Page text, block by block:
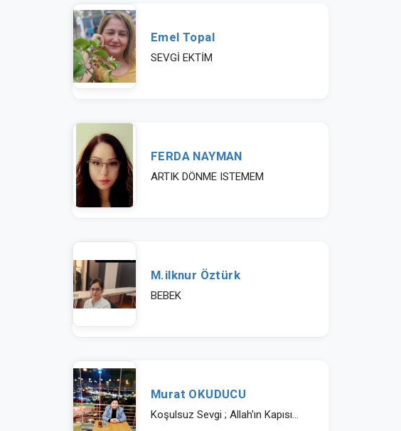
Emel Topal
SEVGİ EKTİM
FERDA NAYMAN
ARTIK DÖNME ISTEMEM
M.ilknur Öztürk
BEBEK
Murat OKUDUCU
Koşulsuz Sevgi ; Allah'ın Kapısı...